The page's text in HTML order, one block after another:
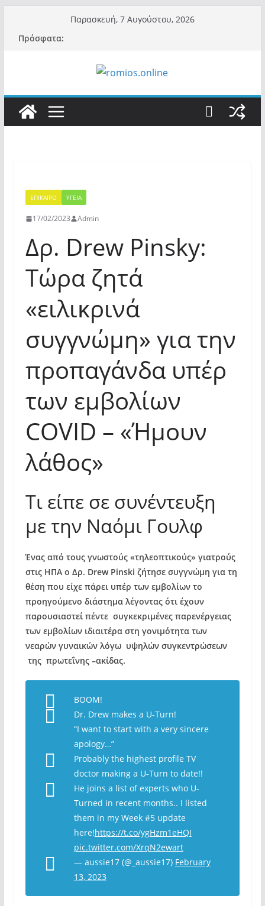
περιεχόμενο
Παρασκευή, 7 Αυγούστου, 2026
Πρόσφατα:
ΕΠΙΚΑΙΡΟ ΥΓΕΙΑ
17/02/2023 Admin
Δρ. Drew Pinsky:
Τώρα ζητά
«ειλικρινά
συγγνώμη» για την
προπαγάνδα υπέρ
των εμβολίων
COVID – «Ήμουν
λάθος»
Τι είπε σε συνέντευξη
με την Ναόμι Γουλφ
Ένας από τους γνωστούς «τηλεοπτικούς» γιατρούς
στις ΗΠΑ ο Δρ. Drew Pinski ζήτησε συγγνώμη για τη
θέση που είχε πάρει υπέρ των εμβολίων το
προηγούμενο διάστημα λέγοντας ότι έχουν
παρουσιαστεί πέντε συγκεκριμένες παρενέργειας
των εμβολίων ιδιαιτέρα στη γονιμότητα των
νεαρών γυναικών λόγω υψηλών συγκεντρώσεων
της πρωτεΐνης –ακίδας.
BOOM!
Dr. Drew makes a U-Turn!
“I want to start with a very sincere
apology…”
Probably the highest profile TV
doctor making a U-Turn to date!!
He joins a list of experts who U-
Turned in recent months.. I listed
them in my Week #5 update
here!https://t.co/ygHzm1eHQI
pic.twitter.com/XrqN2ewart
— aussie17 (@_aussie17) February
13, 2023